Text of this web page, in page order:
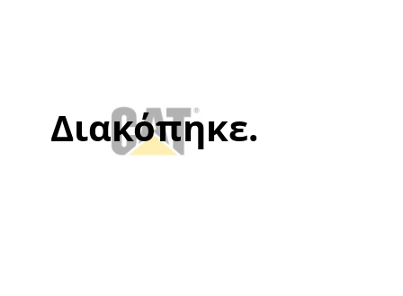
Διακόπηκε.